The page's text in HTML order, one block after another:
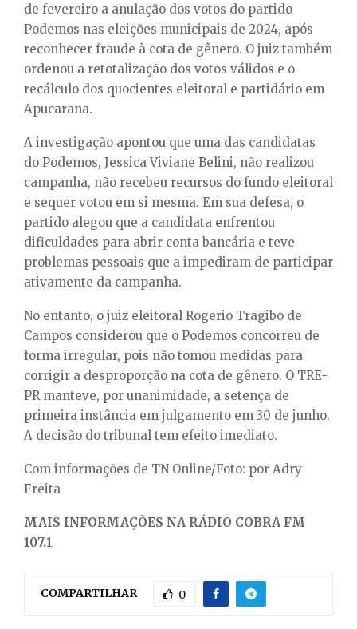
de fevereiro a anulação dos votos do partido
Podemos nas eleições municipais de 2024, após
reconhecer fraude à cota de gênero. O juiz também
ordenou a retotalização dos votos válidos e o
recálculo dos quocientes eleitoral e partidário em
Apucarana.
A investigação apontou que uma das candidatas
do Podemos, Jessica Viviane Belini, não realizou
campanha, não recebeu recursos do fundo eleitoral
e sequer votou em si mesma. Em sua defesa, o
partido alegou que a candidata enfrentou
dificuldades para abrir conta bancária e teve
problemas pessoais que a impediram de participar
ativamente da campanha.
No entanto, o juiz eleitoral Rogerio Tragibo de
Campos considerou que o Podemos concorreu de
forma irregular, pois não tomou medidas para
corrigir a desproporção na cota de gênero. O TRE-
PR manteve, por unanimidade, a setença de
primeira instância em julgamento em 30 de junho.
A decisão do tribunal tem efeito imediato.
Com informações de TN Online/Foto: por Adry
Freita
MAIS INFORMAÇÕES NA RÁDIO COBRA FM
107.1
COMPARTILHAR 0